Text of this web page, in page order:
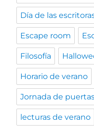
Día de las
Escape room
Filosofía
Horario de verano
Jornada de
lecturas de verano